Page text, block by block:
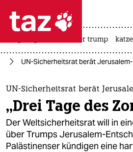
 taz zahl ich
taz zahl ich
themen
politik
öko
usa unter trump
UN-Sicherheitsrat berät Jerusalem-
UN-Sicherheitsrat berät
„Drei Tage des
Der Weltsicherheitsrat will in
über Trumps Jerusalem-
Palästinenser kündigen eine